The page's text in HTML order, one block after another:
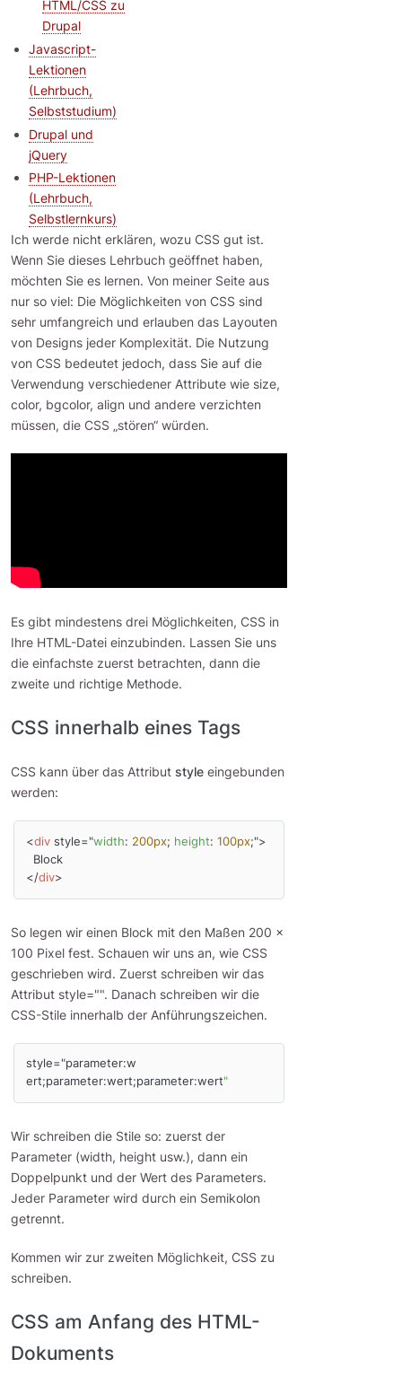
HTML/CSS zu
Drupal
Javascript-
Lektionen
(Lehrbuch,
Selbststudium)
Drupal und
jQuery
PHP-Lektionen
(Lehrbuch,
Selbstlernkurs)
Ich werde nicht erklären, wozu CSS gut ist.
Wenn Sie dieses Lehrbuch geöffnet haben,
möchten Sie es lernen. Von meiner Seite aus
nur so viel: Die Möglichkeiten von CSS sind
sehr umfangreich und erlauben das Layouten
von Designs jeder Komplexität. Die Nutzung
von CSS bedeutet jedoch, dass Sie auf die
Verwendung verschiedener Attribute wie size,
color, bgcolor, align und andere verzichten
müssen, die CSS „stören“ würden.
Es gibt mindestens drei Möglichkeiten, CSS in
Ihre HTML-Datei einzubinden. Lassen Sie uns
die einfachste zuerst betrachten, dann die
zweite und richtige Methode.
CSS innerhalb eines Tags
CSS kann über das Attribut style eingebunden
werden:
<div style="width: 200px; height: 100px;">
</div>
So legen wir einen Block mit den Maßen 200 x
100 Pixel fest. Schauen wir uns an, wie CSS
geschrieben wird. Zuerst schreiben wir das
Attribut style="". Danach schreiben wir die
CSS-Stile innerhalb der Anführungszeichen.
style="parameter:w
ert;parameter:wert;parameter:wert"
Wir schreiben die Stile so: zuerst der
Parameter (width, height usw.), dann ein
Doppelpunkt und der Wert des Parameters.
Jeder Parameter wird durch ein Semikolon
getrennt.
Kommen wir zur zweiten Möglichkeit, CSS zu
schreiben.
CSS am Anfang des HTML-
Dokuments